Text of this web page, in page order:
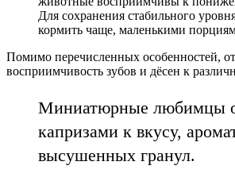
Для сохранения стабильного
кормить чаще, маленькими
Помимо перечисленных особенностей,
восприимчивость зубов и дёсен к
Миниатюрные любимцы
капризами к вкусу,
высушенных гранул.